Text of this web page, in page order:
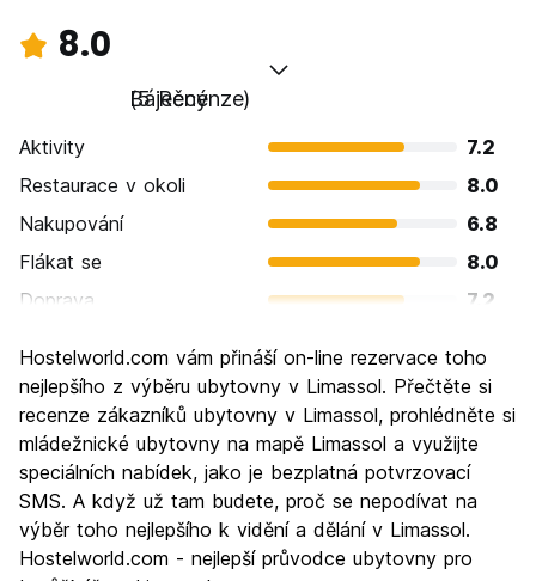
8.0
Báječný
(5 Recenze)
Aktivity
7.2
Restaurace v okoli
8.0
Nakupování
6.8
Flákat se
8.0
Doprava
7.2
Kultura
8.8
Noční život
8.0
Hodnota za peníze
8.4
Hostelworld.com vám přináší on-line rezervace toho
nejlepšího z výběru ubytovny v Limassol. Přečtěte si
recenze zákazníků ubytovny v Limassol, prohlédněte si
mládežnické ubytovny na mapě Limassol a využijte
speciálních nabídek, jako je bezplatná potvrzovací
SMS. A když už tam budete, proč se nepodívat na
výběr toho nejlepšího k vidění a dělání v Limassol.
Hostelworld.com - nejlepší průvodce ubytovny pro